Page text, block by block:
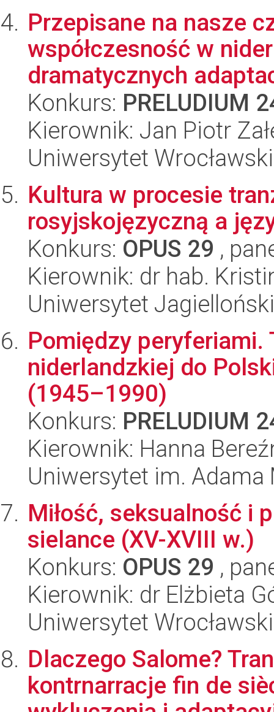
Przepisane na nasze
współczesność w
dramatycznych
Konkurs: PRELUDIUM
Kierownik: Jan Piotr
Uniwersytet Wrocławski
Kultura w procesie
rosyjskojęzyczną a
Konkurs: OPUS 29 ,
Kierownik: dr hab.
Uniwersytet Jagielloński
Pomiędzy peryferiami.
niderlandzkiej do
(1945–1990)
Konkurs: PRELUDIUM
Kierownik: Hanna
Uniwersytet im.
Miłość, seksualność i
sielance (XV-XVIII w.)
Konkurs: OPUS 29 ,
Kierownik: dr Elżbieta
Uniwersytet Wrocławski
Dlaczego Salome?
kontrnarracje fin de